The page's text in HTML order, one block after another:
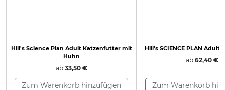
Hill's Science Plan Adult Katzenfutter mit
Huhn
ab 33,50 €
Zum Warenkorb hinzufügen
Hill's SCIENCE PLAN Adult
ab 62,40 €
Zum Warenkorb